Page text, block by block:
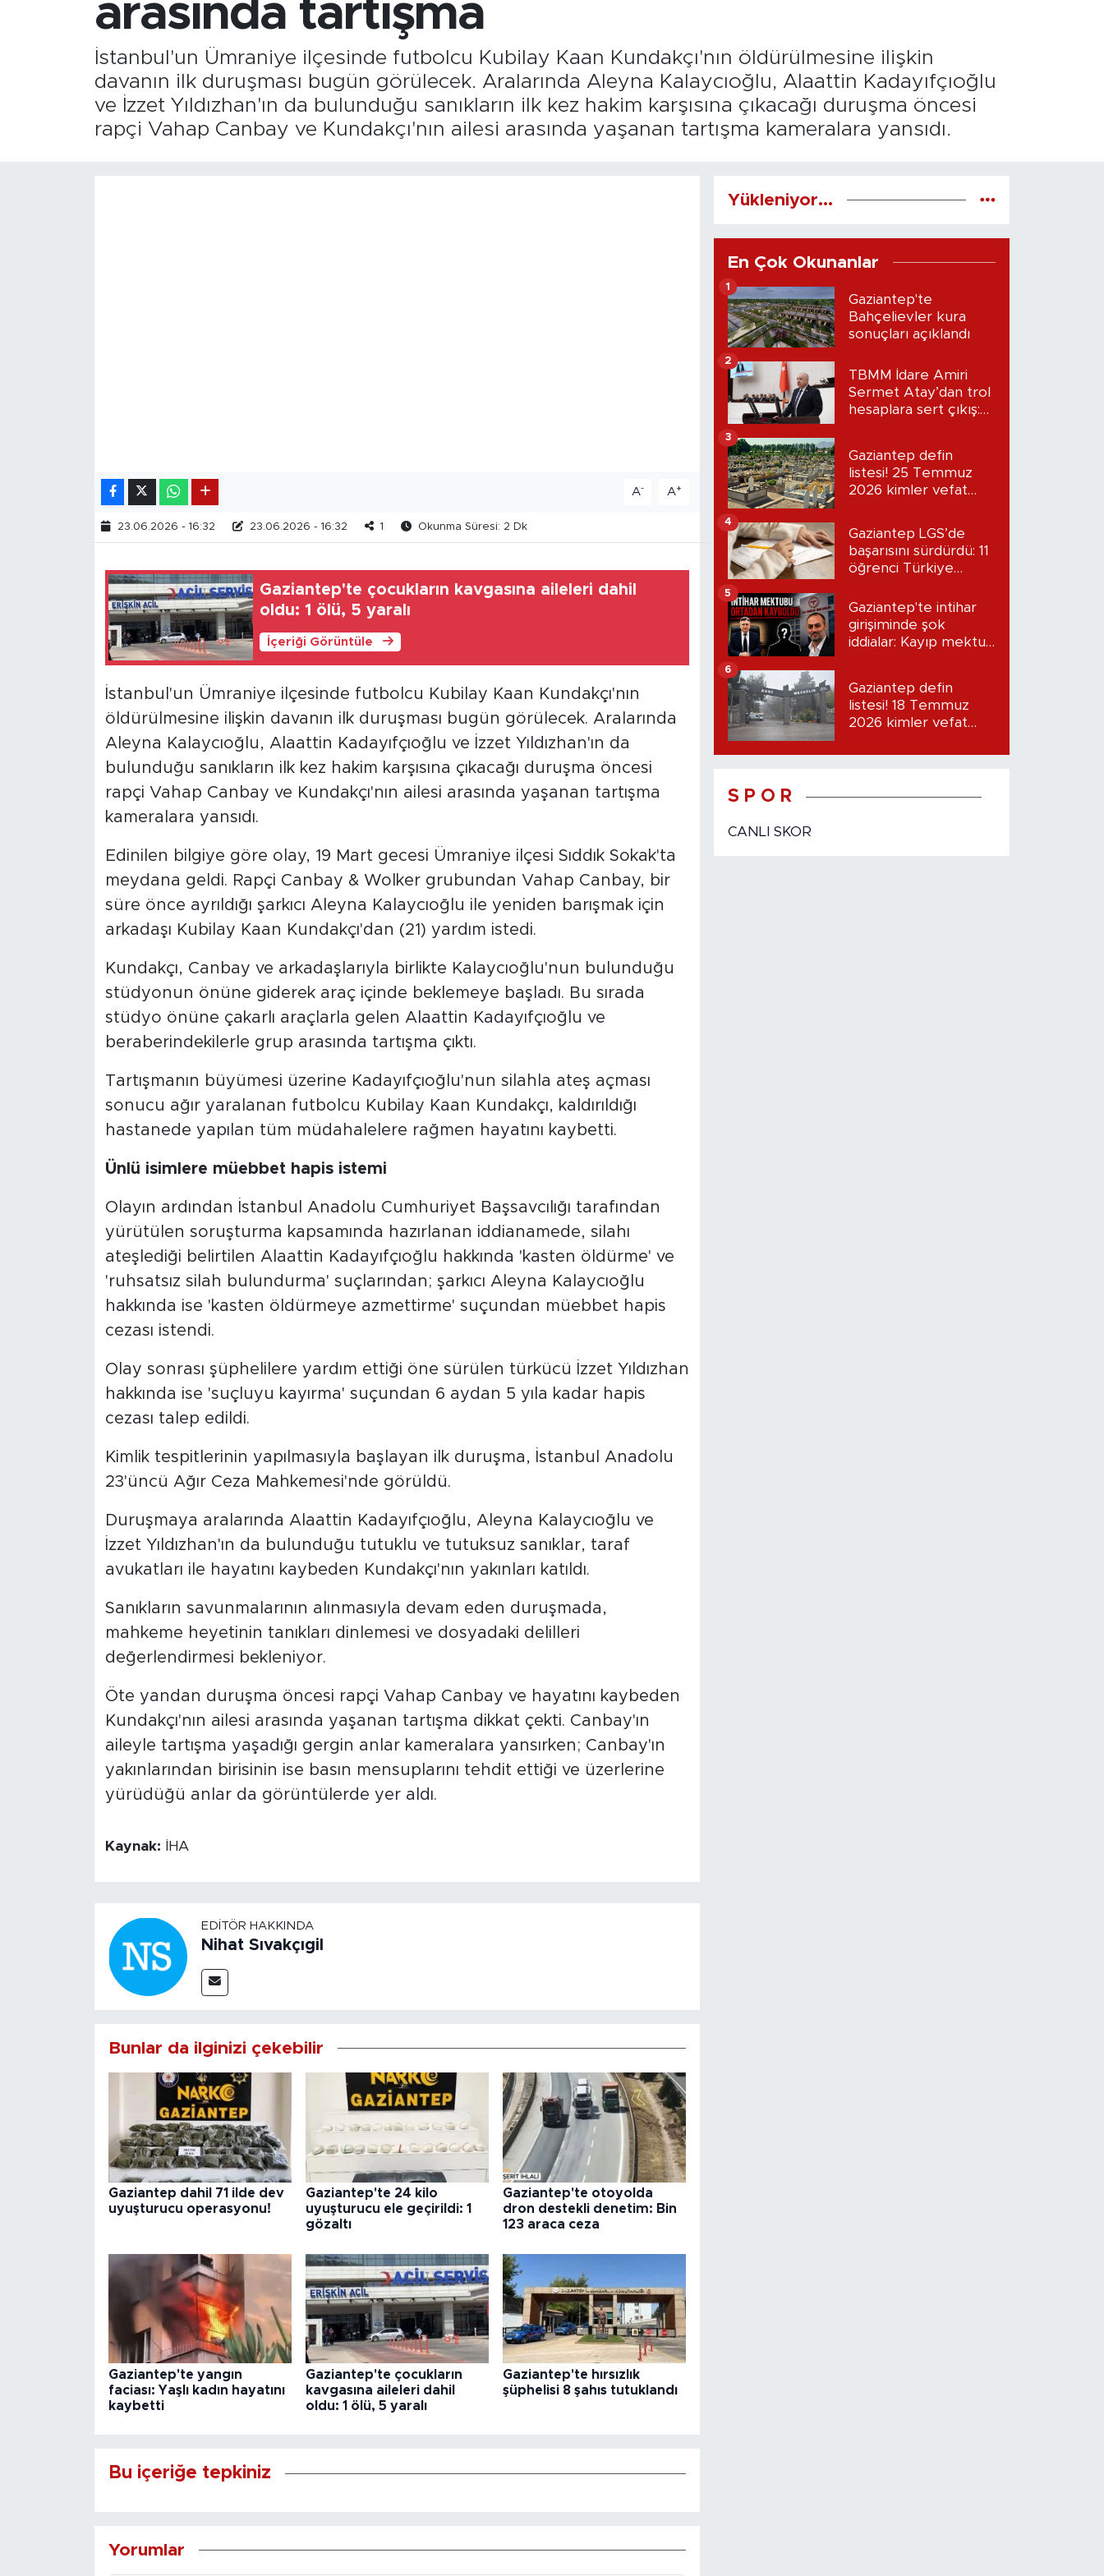
arasında tartışma
İstanbul'un Ümraniye ilçesinde futbolcu Kubilay Kaan Kundakçı'nın öldürülmesine ilişkin
davanın ilk duruşması bugün görülecek. Aralarında Aleyna Kalaycıoğlu, Alaattin Kadayıfçıoğlu
ve İzzet Yıldızhan'ın da bulunduğu sanıkların ilk kez hakim karşısına çıkacağı duruşma öncesi
rapçi Vahap Canbay ve Kundakçı'nın ailesi arasında yaşanan tartışma kameralara yansıdı.
A- A+
23.06.2026 - 16:32 23.06.2026 - 16:32 1 Okunma Süresi: 2 Dk
Gaziantep'te çocukların kavgasına aileleri dahil
oldu: 1 ölü, 5 yaralı
İçeriği Görüntüle
İstanbul'un Ümraniye ilçesinde futbolcu Kubilay Kaan Kundakçı'nın
öldürülmesine ilişkin davanın ilk duruşması bugün görülecek. Aralarında
Aleyna Kalaycıoğlu, Alaattin Kadayıfçıoğlu ve İzzet Yıldızhan'ın da
bulunduğu sanıkların ilk kez hakim karşısına çıkacağı duruşma öncesi
rapçi Vahap Canbay ve Kundakçı'nın ailesi arasında yaşanan tartışma
kameralara yansıdı.
Edinilen bilgiye göre olay, 19 Mart gecesi Ümraniye ilçesi Sıddık Sokak'ta
meydana geldi. Rapçi Canbay & Wolker grubundan Vahap Canbay, bir
süre önce ayrıldığı şarkıcı Aleyna Kalaycıoğlu ile yeniden barışmak için
arkadaşı Kubilay Kaan Kundakçı'dan (21) yardım istedi.
Kundakçı, Canbay ve arkadaşlarıyla birlikte Kalaycıoğlu'nun bulunduğu
stüdyonun önüne giderek araç içinde beklemeye başladı. Bu sırada
stüdyo önüne çakarlı araçlarla gelen Alaattin Kadayıfçıoğlu ve
beraberindekilerle grup arasında tartışma çıktı.
Tartışmanın büyümesi üzerine Kadayıfçıoğlu'nun silahla ateş açması
sonucu ağır yaralanan futbolcu Kubilay Kaan Kundakçı, kaldırıldığı
hastanede yapılan tüm müdahalelere rağmen hayatını kaybetti.
Ünlü isimlere müebbet hapis istemi
Olayın ardından İstanbul Anadolu Cumhuriyet Başsavcılığı tarafından
yürütülen soruşturma kapsamında hazırlanan iddianamede, silahı
ateşlediği belirtilen Alaattin Kadayıfçıoğlu hakkında 'kasten öldürme' ve
'ruhsatsız silah bulundurma' suçlarından; şarkıcı Aleyna Kalaycıoğlu
hakkında ise 'kasten öldürmeye azmettirme' suçundan müebbet hapis
cezası istendi.
Olay sonrası şüphelilere yardım ettiği öne sürülen türkücü İzzet Yıldızhan
hakkında ise 'suçluyu kayırma' suçundan 6 aydan 5 yıla kadar hapis
cezası talep edildi.
Kimlik tespitlerinin yapılmasıyla başlayan ilk duruşma, İstanbul Anadolu
23'üncü Ağır Ceza Mahkemesi'nde görüldü.
Duruşmaya aralarında Alaattin Kadayıfçıoğlu, Aleyna Kalaycıoğlu ve
İzzet Yıldızhan'ın da bulunduğu tutuklu ve tutuksuz sanıklar, taraf
avukatları ile hayatını kaybeden Kundakçı'nın yakınları katıldı.
Sanıkların savunmalarının alınmasıyla devam eden duruşmada,
mahkeme heyetinin tanıkları dinlemesi ve dosyadaki delilleri
değerlendirmesi bekleniyor.
Öte yandan duruşma öncesi rapçi Vahap Canbay ve hayatını kaybeden
Kundakçı'nın ailesi arasında yaşanan tartışma dikkat çekti. Canbay'ın
aileyle tartışma yaşadığı gergin anlar kameralara yansırken; Canbay'ın
yakınlarından birisinin ise basın mensuplarını tehdit ettiği ve üzerlerine
yürüdüğü anlar da görüntülerde yer aldı.
Kaynak: İHA
EDITÖR HAKKINDA
Nihat Sıvakçıgil
Bunlar da ilginizi çekebilir
Gaziantep dahil 71 ilde dev
uyuşturucu operasyonu!
Gaziantep'te 24 kilo
uyuşturucu ele geçirildi: 1
gözaltı
Gaziantep'te otoyolda
dron destekli denetim: Bin
123 araca ceza
Gaziantep'te yangın
faciası: Yaşlı kadın hayatını
kaybetti
Gaziantep'te çocukların
kavgasına aileleri dahil
oldu: 1 ölü, 5 yaralı
Gaziantep'te hırsızlık
şüphelisi 8 şahıs tutuklandı
Bu içeriğe tepkiniz
Yorumlar
Yükleniyor...
En Çok Okunanlar
Gaziantep'te
Bahçelievler kura
sonuçları açıklandı
1
TBMM İdare Amiri
Sermet Atay’dan trol
hesaplara sert çıkış:
2
Gaziantep defin
listesi! 25 Temmuz
2026 kimler vefat
3
Gaziantep LGS’de
başarısını sürdürdü: 11
öğrenci Türkiye
4
Gaziantep'te intihar
girişiminde şok
iddialar: Kayıp mektup
5
Gaziantep defin
listesi! 18 Temmuz
2026 kimler vefat
6
S P O R
CANLI SKOR